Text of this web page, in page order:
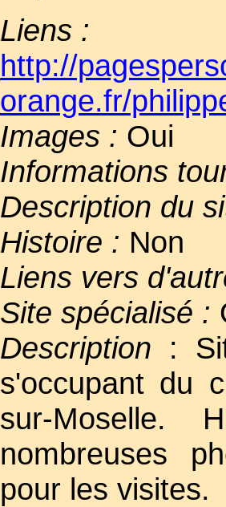
Liens :
http://
orange.fr/
Images : Oui
Informations
Description du
Histoire : Non
Liens vers
Site spécialisé :
Description :
s'occupant du
sur-Moselle.
nombreuses
pour les visites.